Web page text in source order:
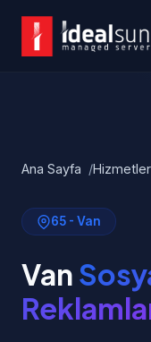
Ana Sayfa Hizmetler
65 - Van
Van